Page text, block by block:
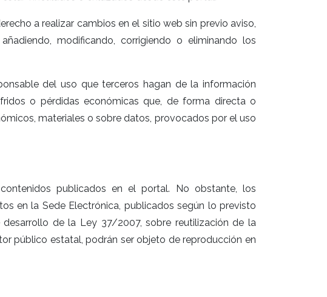
a realizar cambios en el sitio web sin previo aviso,
modificando, corrigiendo o eliminando los
del uso que terceros hagan de la información
o pérdidas económicas que, de forma directa o
materiales o sobre datos, provocados por el uso
publicados en el portal. No obstante, los
en la Sede Electrónica, publicados según lo previsto
de la Ley 37/2007, sobre reutilización de la
público estatal, podrán ser objeto de reproducción en